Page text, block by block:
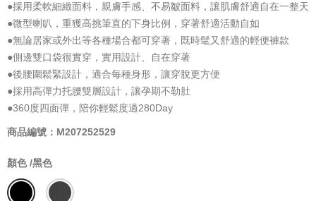
●採用柔軟細緻面料，親膚手感、不易皺面料，讓肌膚舒適自在一整天
●微型喇叭，重獲高挑筆直的下身比例，穿著舒適活動自如
●無論居家或外出等各種場合都可穿著，既時髦又舒適的輕便褲款
●側邊雙口袋很實穿，實用設計、自在穿著
●後腰圍鬆緊設計，適合每種身形，讓穿脫更方便
●採用高彈力托腰雙層設計，讓孕期不勒肚
●360度四面彈，陪你輕鬆度過280Day
商品編號：M207252529
顏色 /黑色